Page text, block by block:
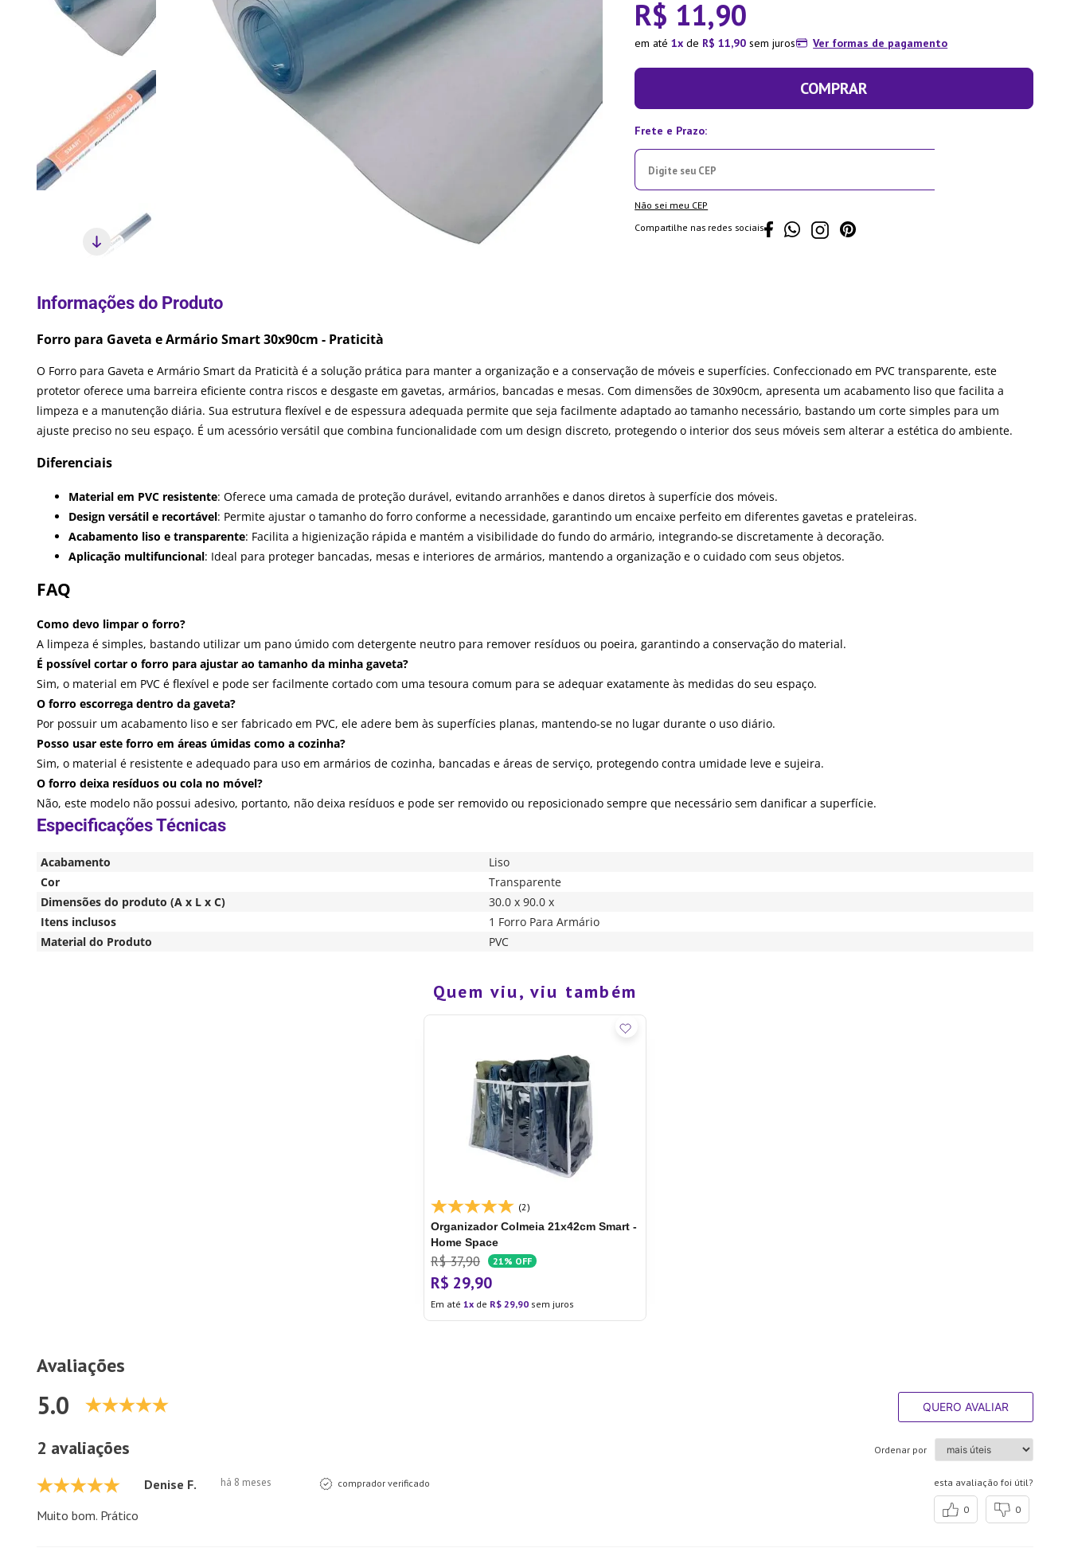
R$ 11,90
em até1 de R$ 11,90 sem juros Ver formas de pagamento
COMPRAR
Não sei meu CEP
Compartilhe nas redes sociais
Forro para Gaveta e Armário Smart 30x90cm - Praticità
O Forro para Gaveta e Armário Smart da Praticità é a solução prática para manter a organização e a conservação de móveis e superfícies. Confeccionado em PVC transparente, este
protetor oferece uma barreira eficiente contra riscos e desgaste em gavetas, armários, bancadas e mesas. Com dimensões de 30x90cm, apresenta um acabamento liso que facilita a
limpeza e a manutenção diária. Sua estrutura flexível e de espessura adequada permite que seja facilmente adaptado ao tamanho necessário, bastando um corte simples para um
ajuste preciso no seu espaço. É um acessório versátil que combina funcionalidade com um design discreto, protegendo o interior dos seus móveis sem alterar a estética do ambiente.
Diferenciais
Material em PVC resistente: Oferece uma camada de proteção durável, evitando arranhões e danos diretos à superfície dos móveis.
Design versátil e recortável: Permite ajustar o tamanho do forro conforme a necessidade, garantindo um encaixe perfeito em diferentes gavetas e prateleiras.
Acabamento liso e transparente: Facilita a higienização rápida e mantém a visibilidade do fundo do armário, integrando-se discretamente à decoração.
Aplicação multifuncional: Ideal para proteger bancadas, mesas e interiores de armários, mantendo a organização e o cuidado com seus objetos.
FAQ
Como devo limpar o forro?
A limpeza é simples, bastando utilizar um pano úmido com detergente neutro para remover resíduos ou poeira, garantindo a conservação do material.
É possível cortar o forro para ajustar ao tamanho da minha gaveta?
Sim, o material em PVC é flexível e pode ser facilmente cortado com uma tesoura comum para se adequar exatamente às medidas do seu espaço.
O forro escorrega dentro da gaveta?
Por possuir um acabamento liso e ser fabricado em PVC, ele adere bem às superfícies planas, mantendo-se no lugar durante o uso diário.
Posso usar este forro em áreas úmidas como a cozinha?
Sim, o material é resistente e adequado para uso em armários de cozinha, bancadas e áreas de serviço, protegendo contra umidade leve e sujeira.
O forro deixa resíduos ou cola no móvel?
Não, este modelo não possui adesivo, portanto, não deixa resíduos e pode ser removido ou reposicionado sempre que necessário sem danificar a superfície.
Acabamento
Liso
Cor
Transparente
Dimensões do produto (A x L x C)
30.0 x 90.0 x
Itens inclusos
1 Forro Para Armário
Material do Produto
PVC
Quem viu, viu também
(2)
Organizador Colmeia 21x42cm Smart -
Home Space
R$ 37,90 21% OFF
R$ 29,90
Em até 1 de R$ 29,90 sem juros
Avaliações
5.0 QUERO AVALIAR
2 avaliações Ordenar por
Denise F. há 8 meses comprador verificado
Muito bom. Prático
esta avaliação foi útil?
0 0
10
Panela Pressão